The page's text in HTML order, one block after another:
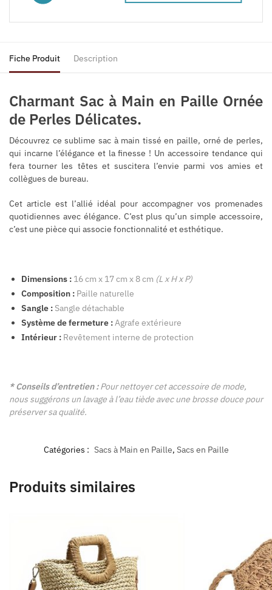
Fiche Produit Description
Charmant Sac à Main en Paille Ornée
de Perles Délicates.
Découvrez ce sublime sac à main tissé en paille, orné de perles,
qui incarne l’élégance et la finesse ! Un accessoire tendance qui
fera tourner les têtes et suscitera l’envie parmi vos amies et
collègues de bureau.
Cet article est l’allié idéal pour accompagner vos promenades
quotidiennes avec élégance. C’est plus qu’un simple accessoire,
c’est une pièce qui associe fonctionnalité et esthétique.
Dimensions : 16 cm x 17 cm x 8 cm (L x H x P)
Composition : Paille naturelle
Sangle : Sangle détachable
Système de fermeture : Agrafe extérieure
Intérieur : Revêtement interne de protection
* Conseils d’entretien : Pour nettoyer cet accessoire de mode,
nous suggérons un lavage à l’eau tiède avec une brosse douce pour
préserver sa qualité.
Catégories : Sacs à Main en Paille, Sacs en Paille
Produits similaires